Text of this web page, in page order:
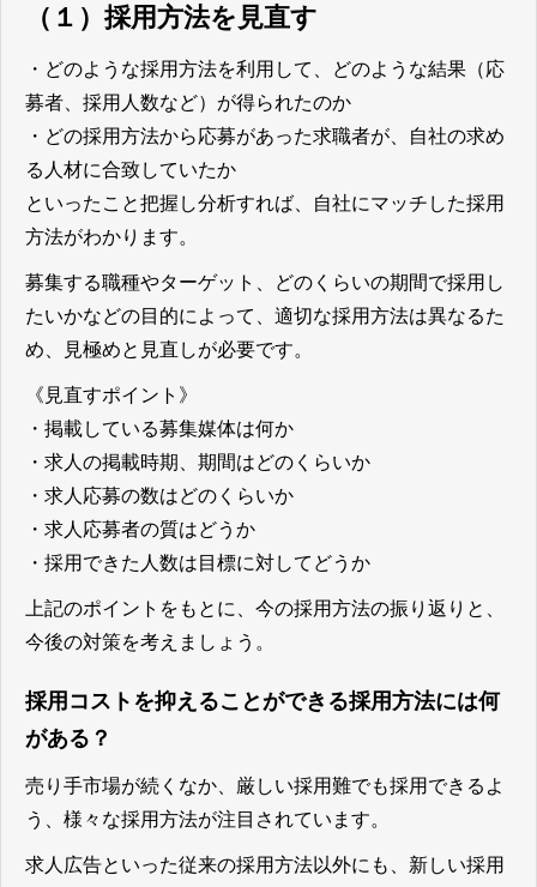
（１）採用方法を見直す
・どのような採用方法を利用して、どのような結果（応
募者、採用人数など）が得られたのか
・どの採用方法から応募があった求職者が、自社の求め
る人材に合致していたか
といったこと把握し分析すれば、自社にマッチした採用
方法がわかります。
募集する職種やターゲット、どのくらいの期間で採用し
たいかなどの目的によって、適切な採用方法は異なるた
め、見極めと見直しが必要です。
《見直すポイント》
・掲載している募集媒体は何か
・求人の掲載時期、期間はどのくらいか
・求人応募の数はどのくらいか
・求人応募者の質はどうか
・採用できた人数は目標に対してどうか
上記のポイントをもとに、今の採用方法の振り返りと、
今後の対策を考えましょう。
採用コストを抑えることができる採用方法には何
がある？
売り手市場が続くなか、厳しい採用難でも採用できるよ
う、様々な採用方法が注目されています。
求人広告といった従来の採用方法以外にも、新しい採用